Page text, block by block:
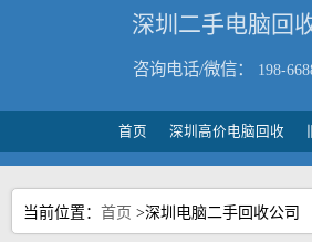
深圳二手电脑回
咨询电话/微信： 198-
首页 深圳高价电脑回收
当前位置： 首页 >深圳电脑二手回收公司